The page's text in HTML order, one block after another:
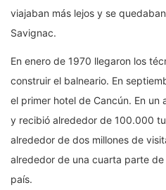
viajaban más lejos y se
Savignac.
En enero de 1970 llegaron los
construir el balneario. En
el primer hotel de Cancún. En un
y recibió alrededor de 100.000
alrededor de dos millones de
alrededor de una cuarta parte
país.